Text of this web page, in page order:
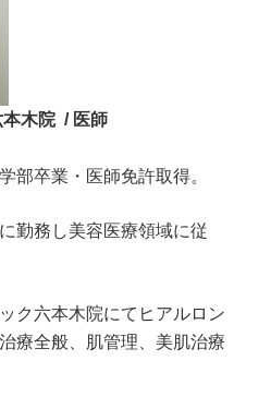
本木院 / 医師
部卒業・医師免許取得。
勤務し美容医療領域に従
ク六本木院にてヒアルロン
療全般、肌管理、美肌治療